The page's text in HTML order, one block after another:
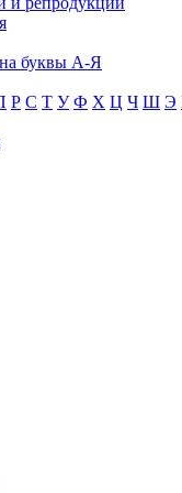
буквы А-Я
Р С Т У Ф Х Ц Ч Ш Э